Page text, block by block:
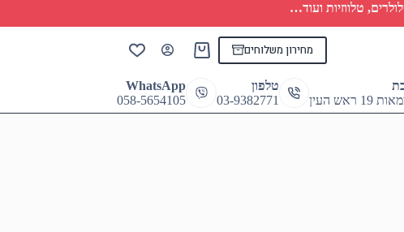
טלווזיות ועוד…
מחירון משלוחים
Shopping
ראש העין
טלפון
03-9382771
WhatsApp
058-5654105